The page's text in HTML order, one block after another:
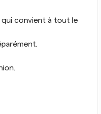
convient à tout le